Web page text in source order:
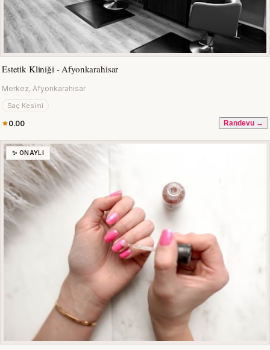
Estetik Kliniği - Afyonkarahisar
Merkez, Afyonkarahisar
Saç Kesimi
0.00 Randevu →
✨ ONAYLI